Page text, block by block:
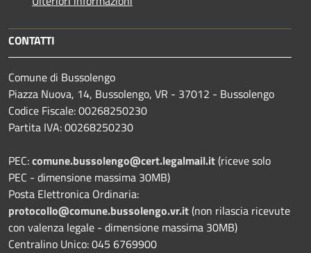
CONTATTI
Comune di Bussolengo
Piazza Nuova, 14, Bussolengo, VR - 37012 - Bussolengo
Codice Fiscale: 00268250230
Partita IVA: 00268250230
PEC:comune.bussolengo@cert.legalmail.it(riceve solo
PEC - dimensione massima 30MB)
Posta Elettronica Ordinaria:
protocollo@comune.bussolengo.vr.it(non rilascia ricevute
con valenza legale - dimensione massima 30MB)
Centralino Unico: 045 6769900